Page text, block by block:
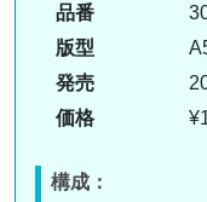
品番
版型
発売
価格
構成：